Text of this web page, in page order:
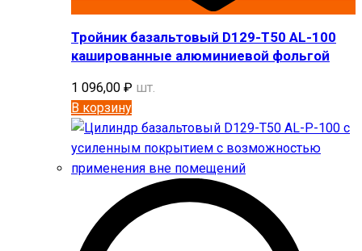
Тройник базальтовый D129-T50 AL-100
кашированные алюминиевой фольгой
1 096,00 ₽ шт.
В корзину